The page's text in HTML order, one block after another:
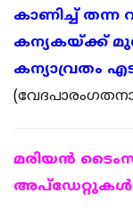
കാണിച്ച് തന്ന
കന്യകയ്ക്ക്
കന്യാവ്രതം
മരിയന്‍
അപ്ഡേറ്റുകള്‍